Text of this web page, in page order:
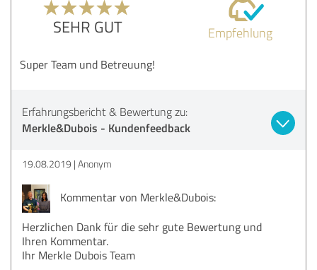
SEHR GUT Empfehlung
Super Team und Betreuung!
Erfahrungsbericht & Bewertung zu:
Merkle&Dubois - Kundenfeedback
19.08.2019 Anonym
Kommentar von Merkle&Dubois:
Herzlichen Dank für die sehr gute Bewertung und
Ihren Kommentar.
Ihr Merkle Dubois Team